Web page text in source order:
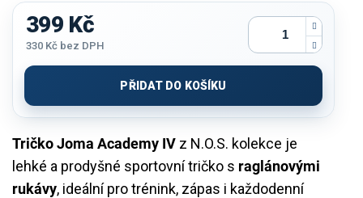
Tričko Joma Academy IV z N.O.S. kolekce je
lehké a prodyšné sportovní tričko s raglánovými
rukávy, ideální pro trénink, zápas i každodenní
399 Kč
330 Kč bez DPH
cena:
PŘIDAT DO KOŠÍKU